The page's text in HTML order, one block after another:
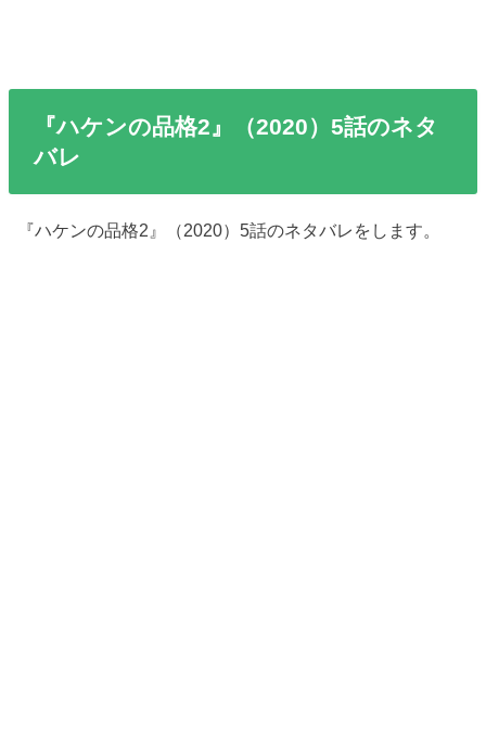
『ハケンの品格2』（2020）5話のネタ
バレ
『ハケンの品格2』（2020）5話のネタバレをします。